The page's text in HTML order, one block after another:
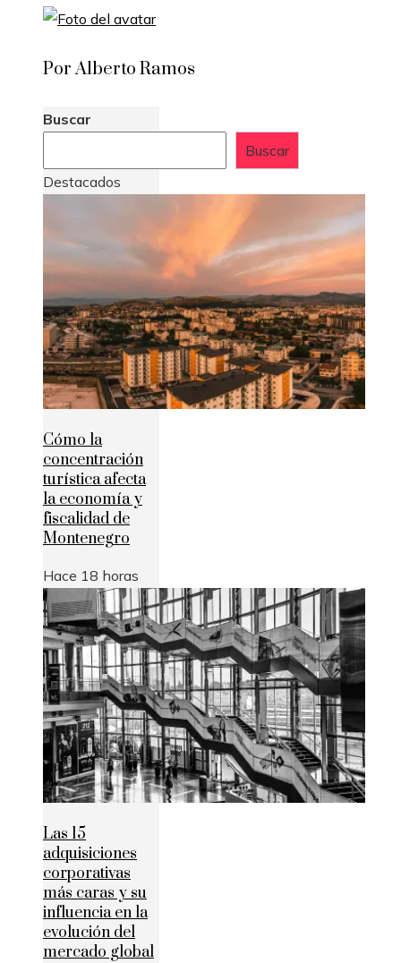
Por Alberto Ramos
Buscar
Buscar
Destacados
Cómo la
concentración
turística afecta
la economía y
fiscalidad de
Montenegro
Hace 18 horas
Las 15
adquisiciones
corporativas
más caras y su
influencia en la
evolución del
mercado global